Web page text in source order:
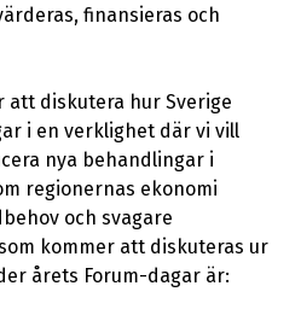
finansieras och
att diskutera hur Sverige
i en verklighet där vi vill
nya behandlingar i
regionernas ekonomi
och svagare
kommer att diskuteras ur
årets Forum-dagar är: